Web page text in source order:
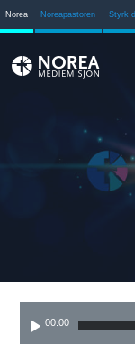
Norea Noreapastoren Styrk
00:00